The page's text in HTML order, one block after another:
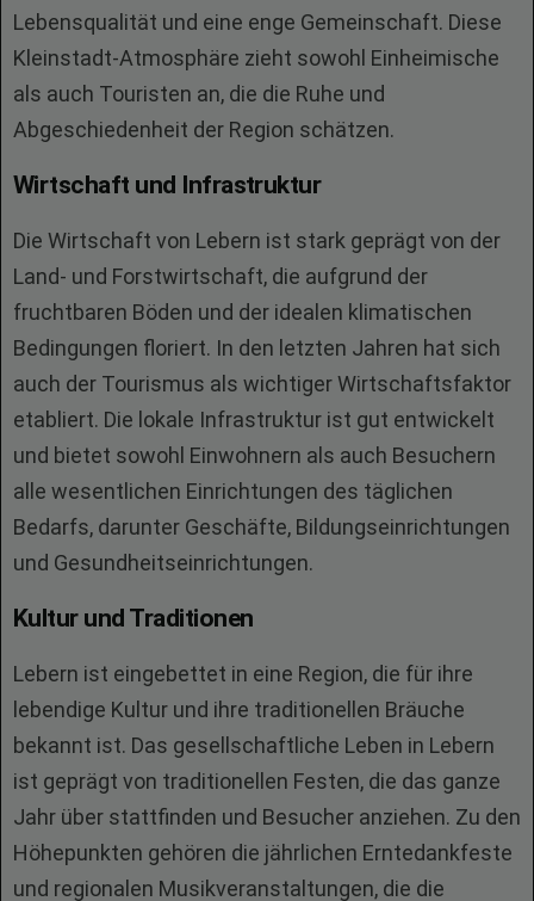
Lebensqualität und eine enge Gemeinschaft. Diese
Kleinstadt-Atmosphäre zieht sowohl Einheimische
als auch Touristen an, die die Ruhe und
Abgeschiedenheit der Region schätzen.
Wirtschaft und Infrastruktur
Die Wirtschaft von Lebern ist stark geprägt von der
Land- und Forstwirtschaft, die aufgrund der
fruchtbaren Böden und der idealen klimatischen
Bedingungen floriert. In den letzten Jahren hat sich
auch der Tourismus als wichtiger Wirtschaftsfaktor
etabliert. Die lokale Infrastruktur ist gut entwickelt
und bietet sowohl Einwohnern als auch Besuchern
alle wesentlichen Einrichtungen des täglichen
Bedarfs, darunter Geschäfte, Bildungseinrichtungen
und Gesundheitseinrichtungen.
Kultur und Traditionen
Lebern ist eingebettet in eine Region, die für ihre
lebendige Kultur und ihre traditionellen Bräuche
bekannt ist. Das gesellschaftliche Leben in Lebern
ist geprägt von traditionellen Festen, die das ganze
Jahr über stattfinden und Besucher anziehen. Zu den
Höhepunkten gehören die jährlichen Erntedankfeste
und regionalen Musikveranstaltungen, die die